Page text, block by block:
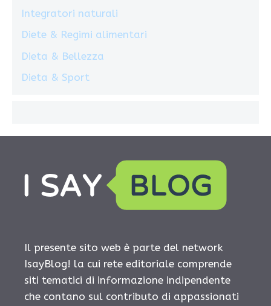
Integratori naturali
Diete & Regimi alimentari
Dieta & Bellezza
Dieta & Sport
Il presente sito web è parte del network
IsayBlog! la cui rete editoriale comprende
siti tematici di informazione indipendente
che contano sul contributo di appassionati